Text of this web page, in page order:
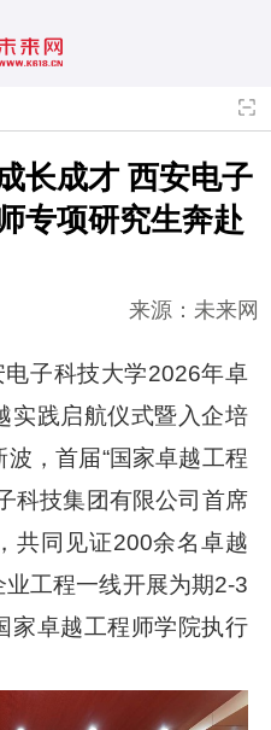
长成才 西安电子
专项研究生奔赴
来源：未来网
子科技大学2026年卓
实践启航仪式暨入企培
，首届“国家卓越工程
科技集团有限公司首席
共同见证200余名卓越
工程一线开展为期2-3
家卓越工程师学院执行